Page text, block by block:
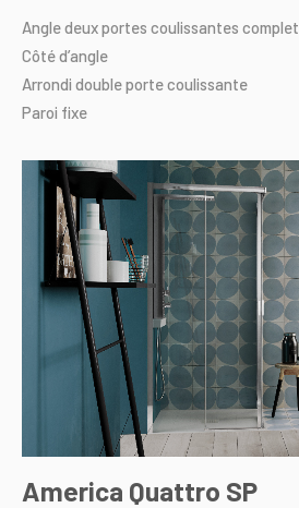
Angledeuxportes coulissantes complet
Côtéd’angle
Arrondi doubleportecoulissante
Paroi fixe
America Quattro SP